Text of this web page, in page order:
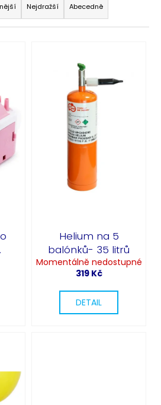
Nejdražší Abecedně
Helium na 5
balónků- 35 litrů
Momentálně nedostupné
319 Kč
DETAIL